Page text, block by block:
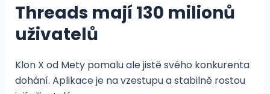
Threads mají 130 milionů
uživatelů
Klon X od Mety pomalu ale jistě svého konkurenta
dohání. Aplikace je na vzestupu a stabilně rostou